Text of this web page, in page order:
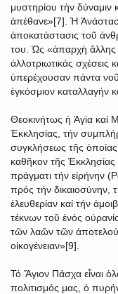
μυστηρίου τὴν δύναμιν
ἀπέθανε»[7]. Ἡ
ἀποκατάστασις τοῦ
του. Ὡς «ἀπαρχὴ ἄλλης
ἀλλοτριωτικάς σχέσεις
ὑπερέχουσαν πάντα
ἐγκόσμιον καταλλαγήν
Θεοκινήτως ἡ Ἁγία
Ἐκκλησίας, τήν
συγκλήσεως τῆς
καθῆκον τῆς Ἐκκλησίας
πράγματι τήν εἰρήνην
πρός τήν δικαιοσύνην,
ἐλευθερίαν καί τήν
τέκνων τοῦ ἑνός
τῶν λαῶν τῶν
οἰκογένειαν»[9].
Τό Ἅγιον Πάσχα εἶναι
πολιτισμός μας, ὁ